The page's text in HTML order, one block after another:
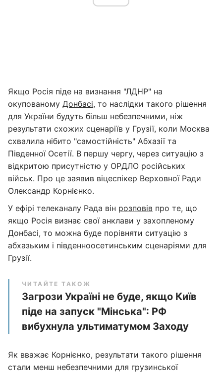
Якщо Росія піде на визнання "ЛДНР" на
окупованому Донбасі, то наслідки такого рішення
для України будуть більш небезпечними, ніж
результати схожих сценаріїв у Грузії, коли Москва
схвалила нібито "самостійність" Абхазії та
Південної Осетії. В першу чергу, через ситуацію з
відкритою присутністю у ОРДЛО російських
військ. Про це заявив віцеспікер Верховної Ради
Олександр Корнієнко.
У ефірі телеканалу Рада він розповів про те, що
якщо Росія визнає свої анклави у захопленому
Донбасі, то можна буде порівняти ситуацію з
абхазьким і південноосетинським сценаріями для
Грузії.
ЧИТАЙТЕ ТАКОЖ
Загрози Україні не буде, якщо Київ
піде на запуск "Мінська": РФ
вибухнула ультиматумом Заходу
Як вважає Корнієнко, результати такого рішення
стали менш небезпечними для грузинської